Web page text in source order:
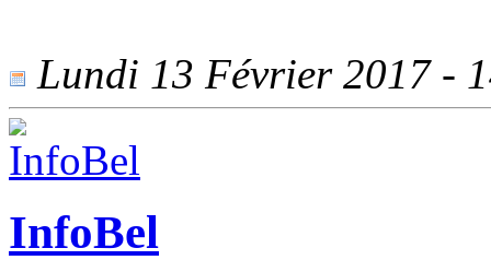
Lundi 13 Février 2017 -
InfoBel